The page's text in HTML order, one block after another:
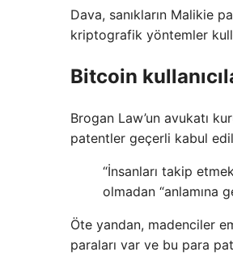
Dava, sanıkların Malikie
kriptografik yöntemler
Bitcoin
Brogan Law’un avukatı
patentler geçerli kabul
“İnsanları takip
olmadan “anlamına
Öte yandan, madenciler
paraları var ve bu para